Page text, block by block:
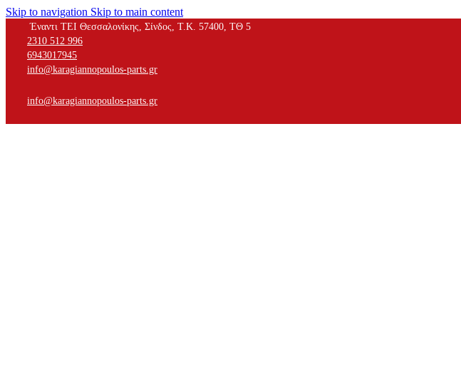
Skip to navigation Skip to main content
Έναντι ΤΕΙ Θεσσαλονίκης, Σίνδος, Τ.Κ. 57400, ΤΘ 5
2310 512 996
6943017945
info@karagiannopoulos-parts.gr
info@karagiannopoulos-parts.gr